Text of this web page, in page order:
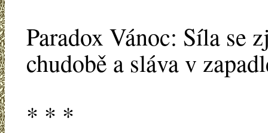
Paradox Vánoc: Síla se
chudobě a sláva v
* * *